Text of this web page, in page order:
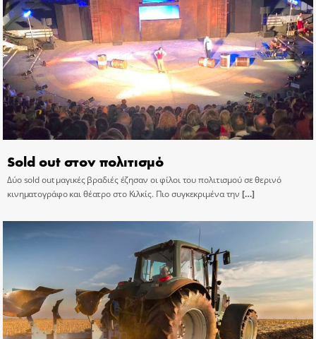
Sold out στον πολιτισμό
Δύο sold out μαγικές βραδιές έζησαν οι φίλοι του πολιτισμού σε θερινό
κινηματογράφο και θέατρο στο Κιλκίς. Πιο συγκεκριμένα την […]